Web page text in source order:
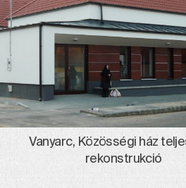
Vanyarc, Közösségi ház
rekonstrukció